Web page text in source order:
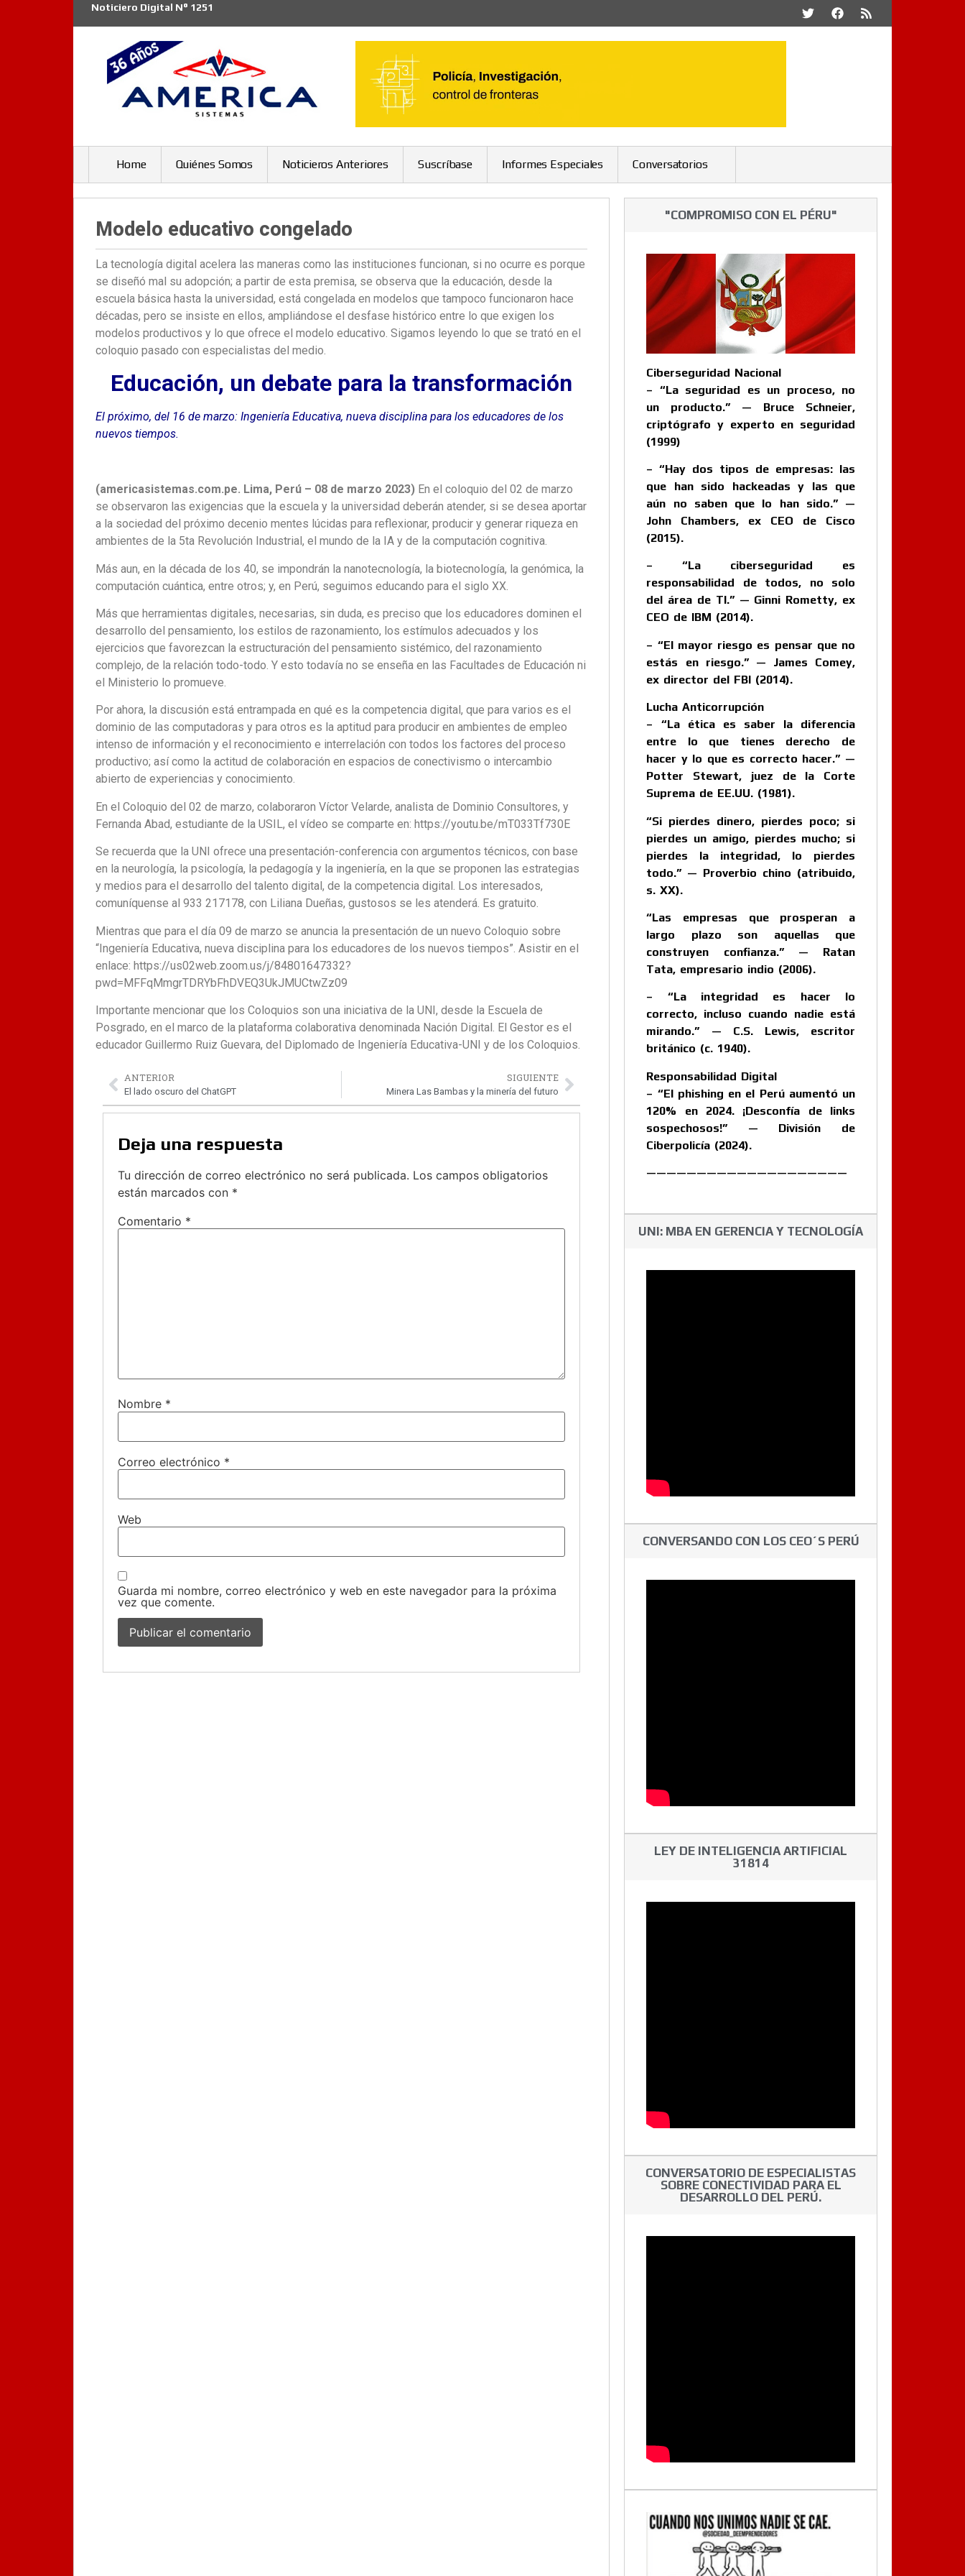
Noticiero Digital N° 1251
Home Quiénes Somos Noticieros Anteriores Suscríbase Informes Especiales Conversatorios
Modelo educativo congelado
La tecnología digital acelera las maneras como las instituciones funcionan, si no ocurre es porque
se diseñó mal su adopción; a partir de esta premisa, se observa que la educación, desde la
escuela básica hasta la universidad, está congelada en modelos que tampoco funcionaron hace
décadas, pero se insiste en ellos, ampliándose el desfase histórico entre lo que exigen los
modelos productivos y lo que ofrece el modelo educativo. Sigamos leyendo lo que se trató en el
coloquio pasado con especialistas del medio.
Educación, un debate para la transformación
El próximo, del 16 de marzo: Ingeniería Educativa, nueva disciplina para los educadores de los
nuevos tiempos.
(americasistemas.com.pe. Lima, Perú – 08 de marzo 2023) En el coloquio del 02 de marzo
se observaron las exigencias que la escuela y la universidad deberán atender, si se desea aportar
a la sociedad del próximo decenio mentes lúcidas para reflexionar, producir y generar riqueza en
ambientes de la 5ta Revolución Industrial, el mundo de la IA y de la computación cognitiva.
Más aun, en la década de los 40, se impondrán la nanotecnología, la biotecnología, la genómica, la
computación cuántica, entre otros; y, en Perú, seguimos educando para el siglo XX.
Más que herramientas digitales, necesarias, sin duda, es preciso que los educadores dominen el
desarrollo del pensamiento, los estilos de razonamiento, los estímulos adecuados y los
ejercicios que favorezcan la estructuración del pensamiento sistémico, del razonamiento
complejo, de la relación todo-todo. Y esto todavía no se enseña en las Facultades de Educación ni
el Ministerio lo promueve.
Por ahora, la discusión está entrampada en qué es la competencia digital, que para varios es el
dominio de las computadoras y para otros es la aptitud para producir en ambientes de empleo
intenso de información y el reconocimiento e interrelación con todos los factores del proceso
productivo; así como la actitud de colaboración en espacios de conectivismo o intercambio
abierto de experiencias y conocimiento.
En el Coloquio del 02 de marzo, colaboraron Víctor Velarde, analista de Dominio Consultores, y
Fernanda Abad, estudiante de la USIL, el vídeo se comparte en: https://youtu.be/mT033Tf730E
Se recuerda que la UNI ofrece una presentación-conferencia con argumentos técnicos, con base
en la neurología, la psicología, la pedagogía y la ingeniería, en la que se proponen las estrategias
y medios para el desarrollo del talento digital, de la competencia digital. Los interesados,
comuníquense al 933 217178, con Liliana Dueñas, gustosos se les atenderá. Es gratuito.
Mientras que para el día 09 de marzo se anuncia la presentación de un nuevo Coloquio sobre
“Ingeniería Educativa, nueva disciplina para los educadores de los nuevos tiempos”. Asistir en el
enlace: https://us02web.zoom.us/j/84801647332?
pwd=MFFqMmgrTDRYbFhDVEQ3UkJMUCtwZz09
Importante mencionar que los Coloquios son una iniciativa de la UNI, desde la Escuela de
Posgrado, en el marco de la plataforma colaborativa denominada Nación Digital. El Gestor es el
educador Guillermo Ruiz Guevara, del Diplomado de Ingeniería Educativa-UNI y de los Coloquios.
ANTERIOR
El lado oscuro del ChatGPT
SIGUIENTE
Minera Las Bambas y la minería del futuro
Deja una respuesta
Tu dirección de correo electrónico no será publicada. Los campos obligatorios
están marcados con *
Comentario *
Nombre *
Correo electrónico *
Web
Guarda mi nombre, correo electrónico y web en este navegador para la próxima
vez que comente.
"COMPROMISO CON EL PÉRU"
Ciberseguridad Nacional
– “La seguridad es un proceso, no
un producto.” — Bruce Schneier,
criptógrafo y experto en seguridad
(1999)
– “Hay dos tipos de empresas: las
que han sido hackeadas y las que
aún no saben que lo han sido.” —
John Chambers, ex CEO de Cisco
(2015).
– “La ciberseguridad es
responsabilidad de todos, no solo
del área de TI.” — Ginni Rometty, ex
CEO de IBM (2014).
– “El mayor riesgo es pensar que no
estás en riesgo.” — James Comey,
ex director del FBI (2014).
Lucha Anticorrupción
– “La ética es saber la diferencia
entre lo que tienes derecho de
hacer y lo que es correcto hacer.” —
Potter Stewart, juez de la Corte
Suprema de EE.UU. (1981).
“Si pierdes dinero, pierdes poco; si
pierdes un amigo, pierdes mucho; si
pierdes la integridad, lo pierdes
todo.” — Proverbio chino (atribuido,
s. XX).
“Las empresas que prosperan a
largo plazo son aquellas que
construyen confianza.” — Ratan
Tata, empresario indio (2006).
– “La integridad es hacer lo
correcto, incluso cuando nadie está
mirando.” — C.S. Lewis, escritor
británico (c. 1940).
Responsabilidad Digital
– “El phishing en el Perú aumentó un
120% en 2024. ¡Desconfía de links
sospechosos!” — División de
Ciberpolicía (2024).
————————————————————
UNI: MBA EN GERENCIA Y TECNOLOGÍA
CONVERSANDO CON LOS CEO´S PERÚ
LEY DE INTELIGENCIA ARTIFICIAL
31814
CONVERSATORIO DE ESPECIALISTAS
SOBRE CONECTIVIDAD PARA EL
DESARROLLO DEL PERÚ.